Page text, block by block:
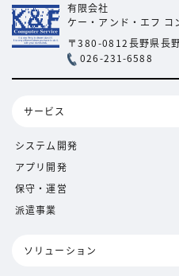
有限会社
ケー・アンド・エフ コ
〒380-0812長野県長
026-231-6588
サービス
システム開発
アプリ開発
保守・運営
派遣事業
ソリューション